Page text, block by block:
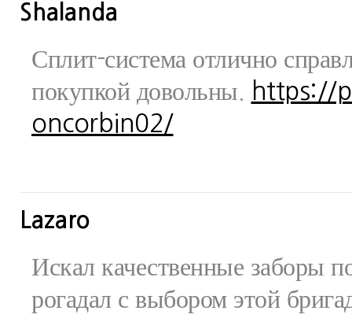
Shalanda
Сплит-система отлично
покупкой довольны.
https://
oncorbin02/
Lazaro
Искал качественные заборы
рогадал с выбором этой